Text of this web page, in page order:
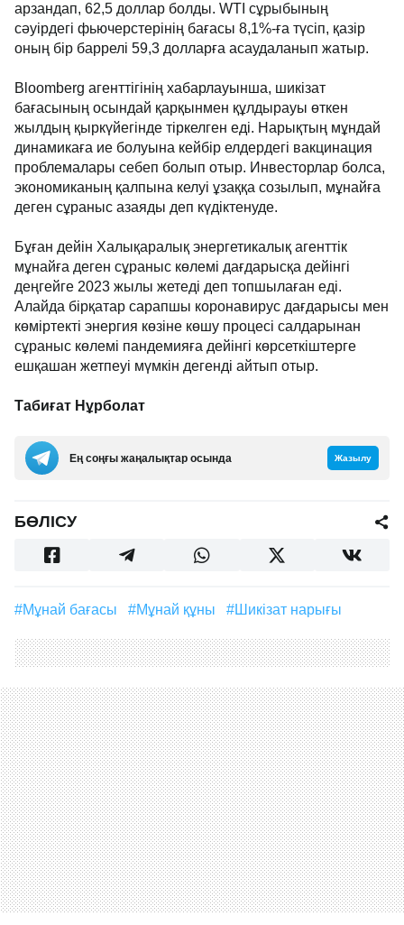
арзандап, 62,5 доллар болды. WTI сұрыбының
сәуірдегі фьючерстерінің бағасы 8,1%-ға түсіп, қазір
оның бір баррелі 59,3 долларға асаудаланып жатыр.
Bloomberg агенттігінің хабарлауынша, шикізат
бағасының осындай қарқынмен құлдырауы өткен
жылдың қыркүйегінде тіркелген еді. Нарықтың мұндай
динамикаға ие болуына кейбір елдердегі вакцинация
проблемалары себеп болып отыр. Инвесторлар болса,
экономиканың қалпына келуі ұзаққа созылып, мұнайға
деген сұраныс азаяды деп күдіктенуде.
Бұған дейін Халықаралық энергетикалық агенттік
мұнайға деген сұраныс көлемі дағдарысқа дейінгі
деңгейге 2023 жылы жетеді деп топшылаған еді.
Алайда бірқатар сарапшы коронавирус дағдарысы мен
көміртекті энергия көзіне көшу процесі салдарынан
сұраныс көлемі пандемияға дейінгі көрсеткіштерге
ешқашан жетпеуі мүмкін дегенді айтып отыр.
Табиғат Нұрболат
Ең соңғы жаңалықтар осында Жазылу
БӨЛІСУ
#Мұнай бағасы #мұнай құны #шикізат нарығы